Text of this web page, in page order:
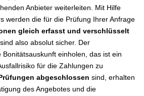
Anbieter weiterleiten. Mit Hilfe
werden die für die Prüfung Ihrer Anfrage
gleich erfasst und verschlüsselt
also absolut sicher. Der
einholen, das ist ein
für die Zahlungen zu
abgeschlossen sind, erhalten
des Angebotes und die